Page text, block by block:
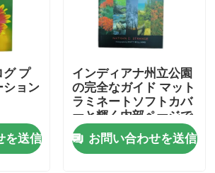
さい
ル ブック 印刷
グ プ
ション
を送信
インディアナ州立公園
の完全なガイド マット
ラミネートソフトカバ
ーと輝く内部ページで
カスタムカタログ印刷
お問い合わせを送信